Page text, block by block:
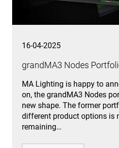
16-04-2025
grandMA3 Nodes
MA Lighting is happy to
on, the grandMA3 Nodes
new shape. The former
different product options is
remaining…